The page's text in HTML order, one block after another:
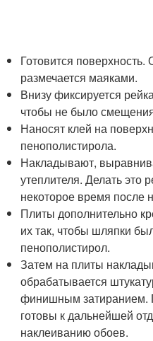
Готовится поверхность.
размечается маяками.
Внизу фиксируется
чтобы не было
Наносят клей на
пенополистирола.
Накладывают,
утеплителя. Делать это
некоторое время после
Плиты дополнительно
их так, чтобы шляпки
пенополистирол.
Затем на плиты
обрабатывается
финишным затиранием.
готовы к дальнейшей
наклеиванию обоев.